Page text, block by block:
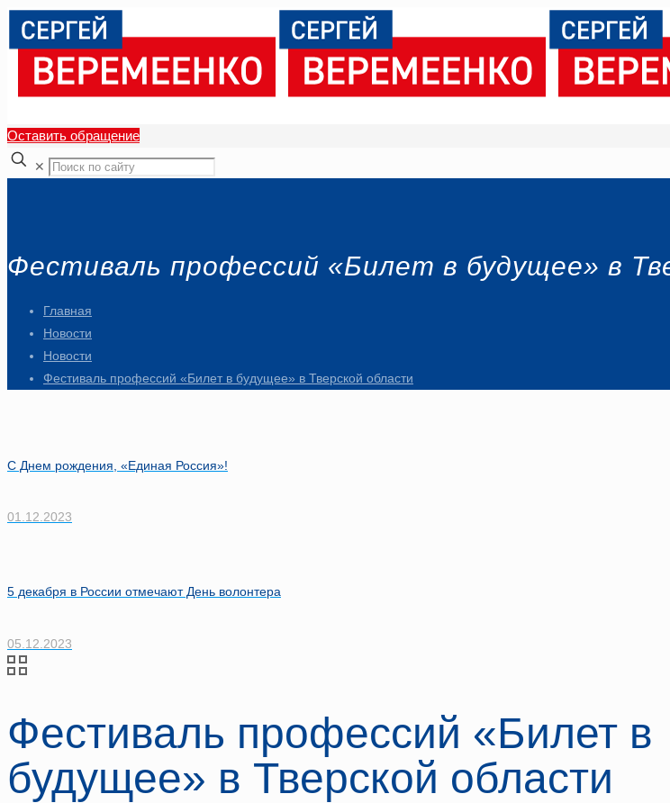
Оставить обращение
✕
Фестиваль профессий «Билет в будущее» в
Главная
Новости
Новости
Фестиваль профессий «Билет в будущее» в Тверской области
С Днем рождения, «Единая Россия»!
01.12.2023
5 декабря в России отмечают День волонтера
05.12.2023
Фестиваль профессий «Билет в
будущее» в Тверской области